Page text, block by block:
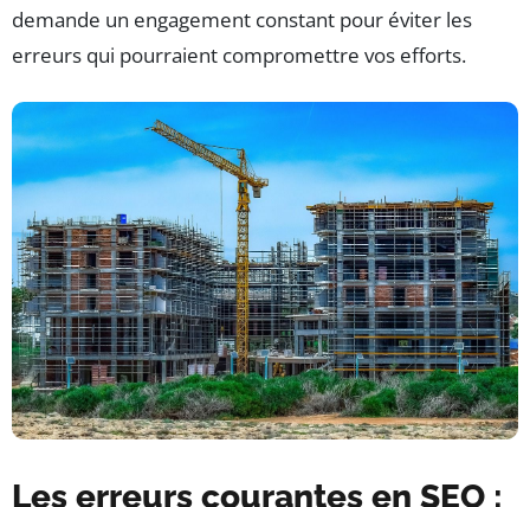
demande un engagement constant pour éviter les
erreurs qui pourraient compromettre vos efforts.
Les erreurs courantes en SEO :